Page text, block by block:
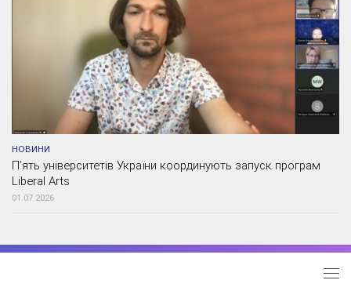
НОВИНИ
П’ять університетів України координують запуск програм
Liberal Arts
01.07.2026